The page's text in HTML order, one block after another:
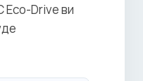
Eco-Drive ви